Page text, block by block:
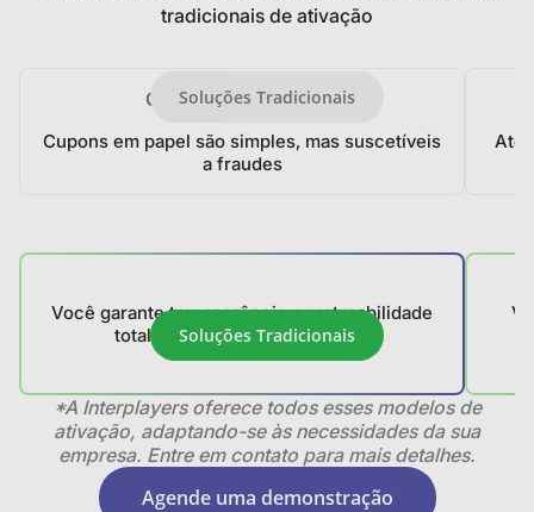
tradicionais de ativação
Soluções Tradicionais
Soluções Tradicionais
Cupons de Desconto
Cupons em papel são simples, mas suscetíveis
a fraudes
Você garante transparência e rastreabilidade
total na gestão dos benefícios
*A Interplayers oferece todos esses modelos de
ativação, adaptando-se às necessidades da sua
empresa. Entre em contato para mais detalhes.
Agende uma demonstração